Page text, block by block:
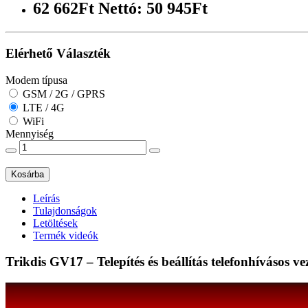
62 662Ft Nettó: 50 945Ft
Elérhető Választék
Modem típusa
GSM / 2G / GPRS
LTE / 4G
WiFi
Mennyiség
Kosárba
Leírás
Tulajdonságok
Letöltések
Termék videók
Trikdis GV17 – Telepítés és beállítás telefonhívásos